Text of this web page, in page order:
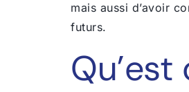
mais aussi d’avoir
futurs.
Qu’est